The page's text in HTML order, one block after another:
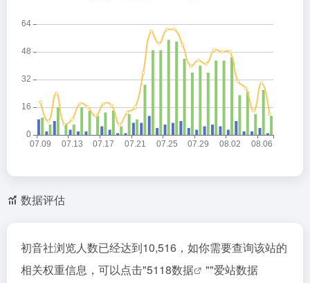
数据评估
初音社浏览人数已经达到10,516，如你需要查询该站的
相关权重信息，可以点击"5118数据 ""爱站数据